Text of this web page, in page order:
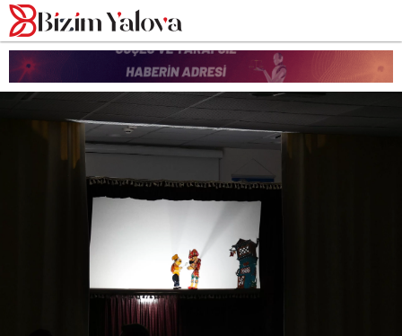
romabet
romabet
romabet
deneme
bonusu
veren
siteler